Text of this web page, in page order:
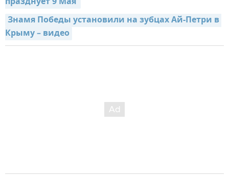
Знамя Победы установили на зубцах Ай-Петри в
Крыму – видео